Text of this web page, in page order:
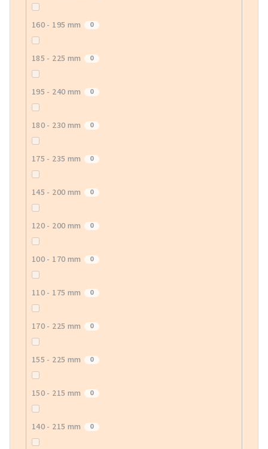
160 - 195 mm 0
185 - 225 mm 0
195 - 240 mm 0
180 - 230 mm 0
175 - 235 mm 0
145 - 200 mm 0
120 - 200 mm 0
100 - 170 mm 0
110 - 175 mm 0
170 - 225 mm 0
155 - 225 mm 0
150 - 215 mm 0
140 - 215 mm 0